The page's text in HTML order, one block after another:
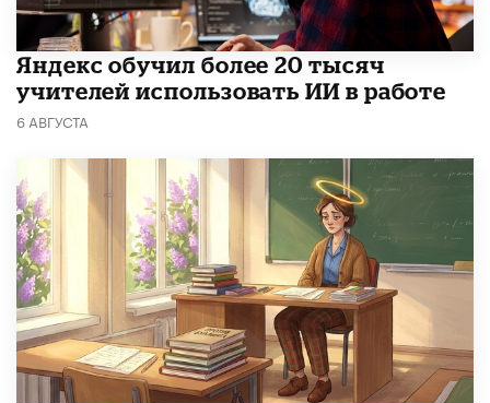
​Яндекс обучил более 20 тысяч
учителей использовать ИИ в работе
6 АВГУСТА